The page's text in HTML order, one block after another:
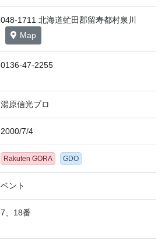
048-1711 北海道虻田郡留寿都村泉川
Map
0136-47-2255
湯原信光プロ
2000/7/4
Rakuten GORA GDO
ベント
7、18番